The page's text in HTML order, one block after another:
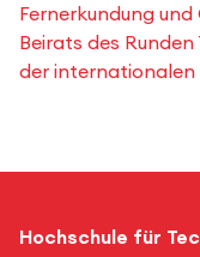
Fernerkundung
Beirats des Runden
der
Hochschule für